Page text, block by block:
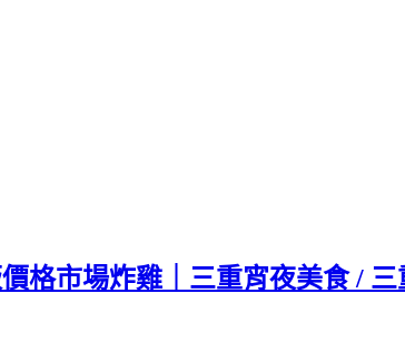
格市場炸雞｜三重宵夜美食 / 三